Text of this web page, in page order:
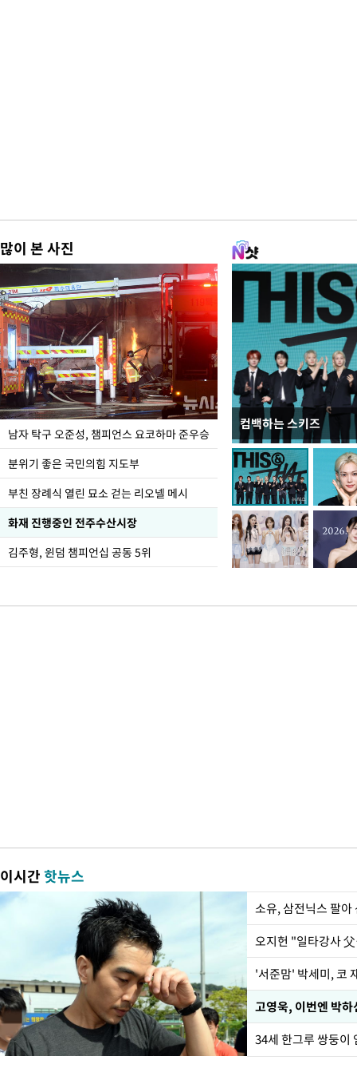
많이 본 사진
남자 탁구 오준성, 챔피언스 요코하마 준우승
분위기 좋은 국민의힘 지도부
부친 장례식 열린 묘소 걷는 리오넬 메시
화재 진행중인 전주수산시장
김주형, 윈덤 챔피언십 공동 5위
컴백하는 스키즈
한-미, UFS연합연습
이시간핫뉴스
'서준맘' 박세미, 코
34세 한그루 쌍둥